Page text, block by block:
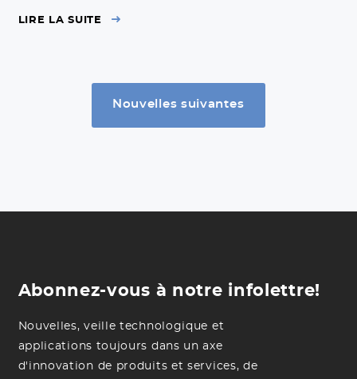
LIRE LA SUITE
Nouvelles suivantes
Abonnez-vous à notre infolettre!
Nouvelles, veille technologique et
applications toujours dans un axe
d'innovation de produits et services, de